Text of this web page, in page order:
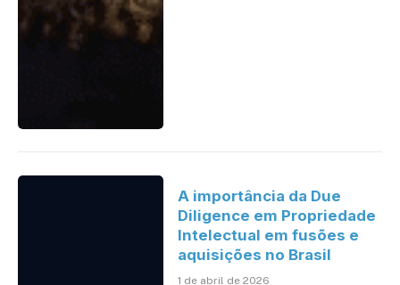
A importância da Due
Diligence em Propriedade
Intelectual em fusões e
aquisições no Brasil
1 de abril de 2026